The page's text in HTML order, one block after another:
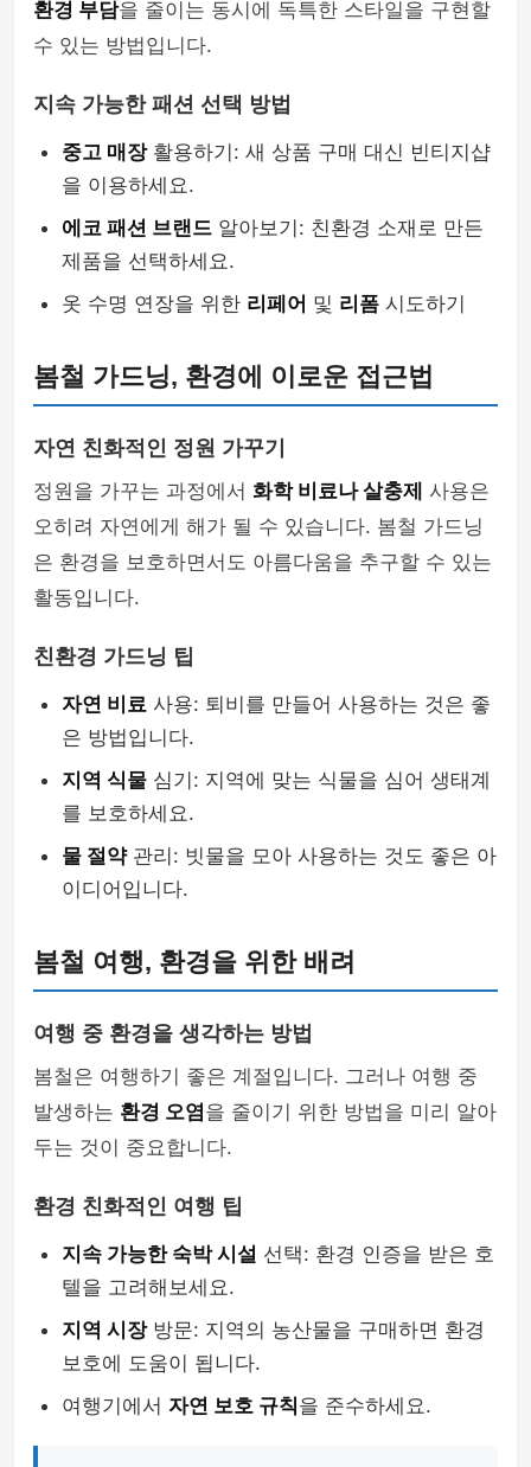
환경 부담을 줄이는 동시에 독특한 스타일을 구현할
수 있는 방법입니다.
지속 가능한 패션 선택 방법
중고 매장활용하기: 새 상품 구매 대신 빈티지샵
을 이용하세요.
에코 패션 브랜드 알아보기: 친환경 소재로 만든
제품을 선택하세요.
옷 수명 연장을 위한 리페어 및 리폼 시도하기
봄철 가드닝, 환경에 이로운 접근법
자연 친화적인 정원 가꾸기
정원을 가꾸는 과정에서 화학 비료나 살충제 사용은
오히려 자연에게 해가 될 수 있습니다. 봄철 가드닝
은 환경을 보호하면서도 아름다움을 추구할 수 있는
활동입니다.
친환경 가드닝 팁
자연 비료 사용: 퇴비를 만들어 사용하는 것은 좋
은 방법입니다.
지역 식물 심기: 지역에 맞는 식물을 심어 생태계
를 보호하세요.
물 절약관리: 빗물을 모아 사용하는 것도 좋은 아
이디어입니다.
봄철 여행, 환경을 위한 배려
여행 중 환경을 생각하는 방법
봄철은 여행하기 좋은 계절입니다. 그러나 여행 중
발생하는 환경 오염을 줄이기 위한 방법을 미리 알아
두는 것이 중요합니다.
환경 친화적인 여행 팁
지속 가능한 숙박 시설 선택: 환경 인증을 받은 호
텔을 고려해보세요.
지역 시장방문: 지역의 농산물을 구매하면 환경
보호에 도움이 됩니다.
여행기에서 자연 보호 규칙을 준수하세요.